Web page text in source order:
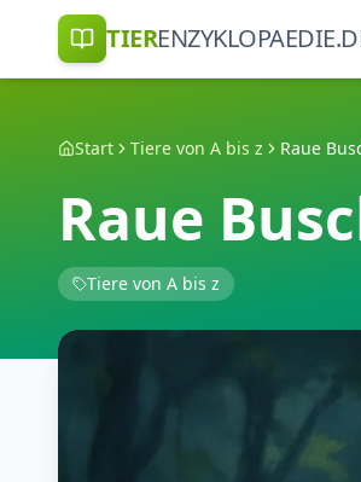
TIER
Start Tiere von A bis z Raue
Raue
Tiere von A bis z